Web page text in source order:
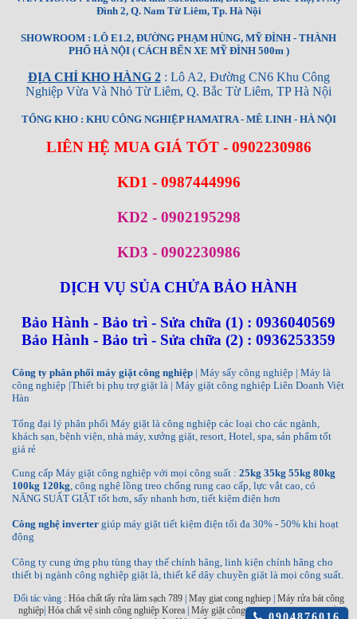
Click
Đình 2, Q. Nam Từ Liêm, Tp. Hà Nội
SHOWROOM : LÔ E1.2, ĐƯỜNG PHẠM HÙNG, MỸ ĐÌNH - THÀNH
PHỐ HÀ NỘI ( CÁCH BẾN XE MỸ ĐÌNH 500m )
ĐỊA CHỈ KHO HÀNG 2: Lô A2, Đường CN6 Khu Công
Nghiệp Vừa Và Nhỏ Từ Liêm, Q. Bắc Từ Liêm, TP Hà Nội
TỔNG KHO : KHU CÔNG NGHIỆP HAMATRA - MÊ LINH - HÀ NỘI
LIÊN HỆ MUA GIÁ TỐT - 0902230986
KD1 - 0987444996
KD2 - 0902195298
KD3 - 0902230986
DỊCH VỤ SỦA CHỬA BẢO HÀNH
Bảo Hành - Bảo trì - Sửa chữa (1) : 0936040569
Bảo Hành - Bảo trì - Sửa chữa (2) : 0936253359
Công ty phân phối máy giặt công nghiệp | Máy sấy công nghiệp | Máy là
công nghiệp |Thiết bị phụ trợ giặt là | Máy giặt công nghiệp Liên Doanh Việt
Hàn
Tổng đại lý phân phối Máy giặt là công nghiệp các loại cho các ngành,
khách sạn, bệnh viện, nhà máy, xưởng giặt, resort, Hotel, spa, sản phẩm tốt
giá rẻ
Cung cấp Máy giặt công nghiệp với mọi công suất : 25kg 35kg 55kg 80kg
100kg 120kg , công nghệ lồng treo chống rung cao cấp, lực vắt cao, có
NĂNG SUẤT GIẶT tốt hơn, sấy nhanh hơn, tiết kiệm điện hơn
Công nghệ inverter giúp máy giặt tiết kiệm điện tối đa 30% - 50% khi hoạt
động
Công ty cung ứng phụ tùng thay thế chính hãng, linh kiện chính hãng cho
thiết bị ngành công nghiệp giặt là, thiết kế dây chuyền giặt là mọi công suất.
Đối tác vàng : Hóa chất tẩy rửa làm sạch 789| May giat cong nghiep| Máy rửa bát công
nghiệp| Hóa chất vệ sinh công nghiệp Korea|Máy giặt công nghiệp INKO|Máy sấy